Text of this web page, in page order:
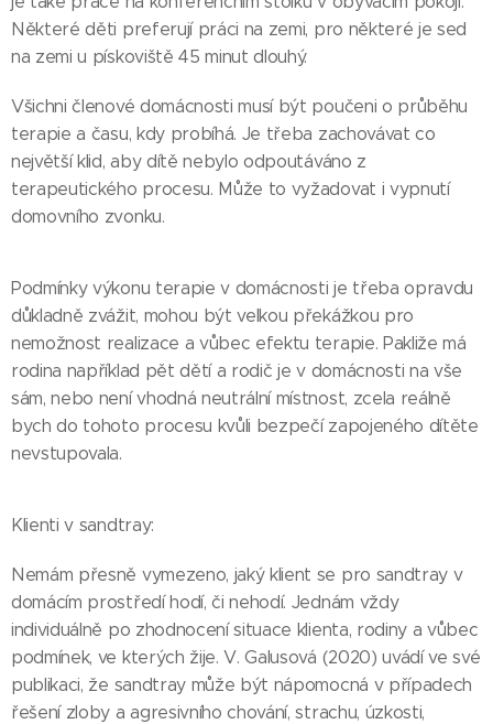
Některé děti preferují práci na zemi, pro některé je sed
na zemi u pískoviště 45 minut dlouhý.
Všichni členové domácnosti musí být poučeni o průběhu
terapie a času, kdy probíhá. Je třeba zachovávat co
největší klid, aby dítě nebylo odpoutáváno z
terapeutického procesu. Může to vyžadovat i vypnutí
domovního zvonku.
Podmínky výkonu terapie v domácnosti je třeba opravdu
důkladně zvážit, mohou být velkou překážkou pro
nemožnost realizace a vůbec efektu terapie. Pakliže má
rodina například pět dětí a rodič je v domácnosti na vše
sám, nebo není vhodná neutrální místnost, zcela reálně
bych do tohoto procesu kvůli bezpečí zapojeného dítěte
nevstupovala.
Klienti v sandtray:
Nemám přesně vymezeno, jaký klient se pro sandtray v
domácím prostředí hodí, či nehodí. Jednám vždy
individuálně po zhodnocení situace klienta, rodiny a vůbec
podmínek, ve kterých žije. V. Galusová (2020) uvádí ve své
publikaci, že sandtray může být nápomocná v případech
řešení zloby a agresivního chování, strachu, úzkosti,